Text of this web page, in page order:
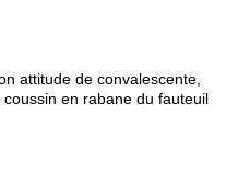
attitude de convalescente,
en rabane du fauteuil